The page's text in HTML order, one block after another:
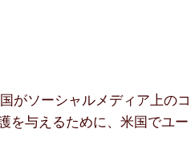
がソーシャルメディア上のコ
を与えるために、米国でユー